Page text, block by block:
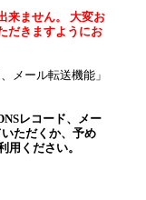
来ません。 大変お
だきますようにお
メール転送機能」
レコード、メー
ただくか、予め
用ください。